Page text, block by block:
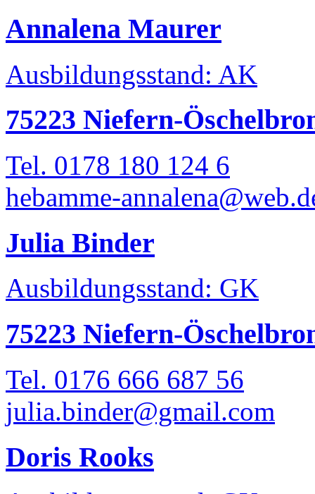
Annalena Maurer
Ausbildungsstand: AK
75223 Niefern-
Tel. 0178 180 124 6
hebamme-
Julia Binder
Ausbildungsstand: GK
75223 Niefern-
Tel. 0176 666 687 56
julia.binder@gmail.com
Doris Rooks